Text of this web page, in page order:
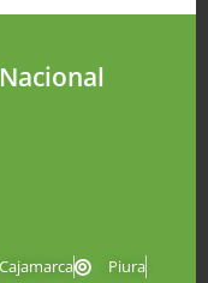
Cajamarca
Piura